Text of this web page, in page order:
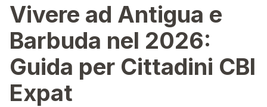
Vivere ad Antigua e
Barbuda nel 2026:
Guida per Cittadini CBI
Expat